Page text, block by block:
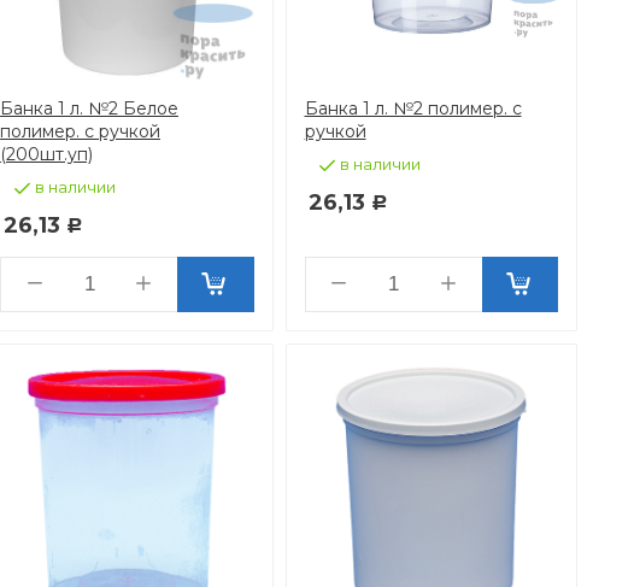
Банка 1 л. №2 Белое
полимер. с ручкой
(200шт.уп)
в наличии
26,13 Р
Банка 1 л. №2 полимер. с
ручкой
в наличии
26,13 Р